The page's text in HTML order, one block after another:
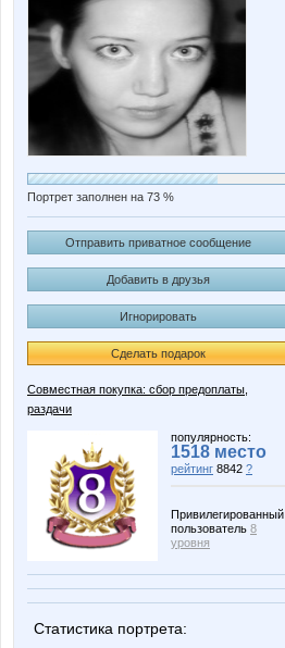
Портрет заполнен на 73 %
Отправить приватное сообщение
Добавить в друзья
Игнорировать
Сделать подарок
Совместная покупка: сбор предоплаты,
раздачи
популярность:
1518 место
рейтинг 8842 ?
Привилегированный
пользователь 8
уровня
Статистика портрета: